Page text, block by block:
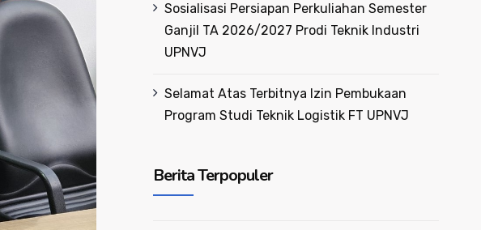
Sosialisasi Persiapan Perkuliahan Semester
Ganjil TA 2026/2027 Prodi Teknik Industri
UPNVJ
Selamat Atas Terbitnya Izin Pembukaan
Program Studi Teknik Logistik FT UPNVJ
Berita Terpopuler